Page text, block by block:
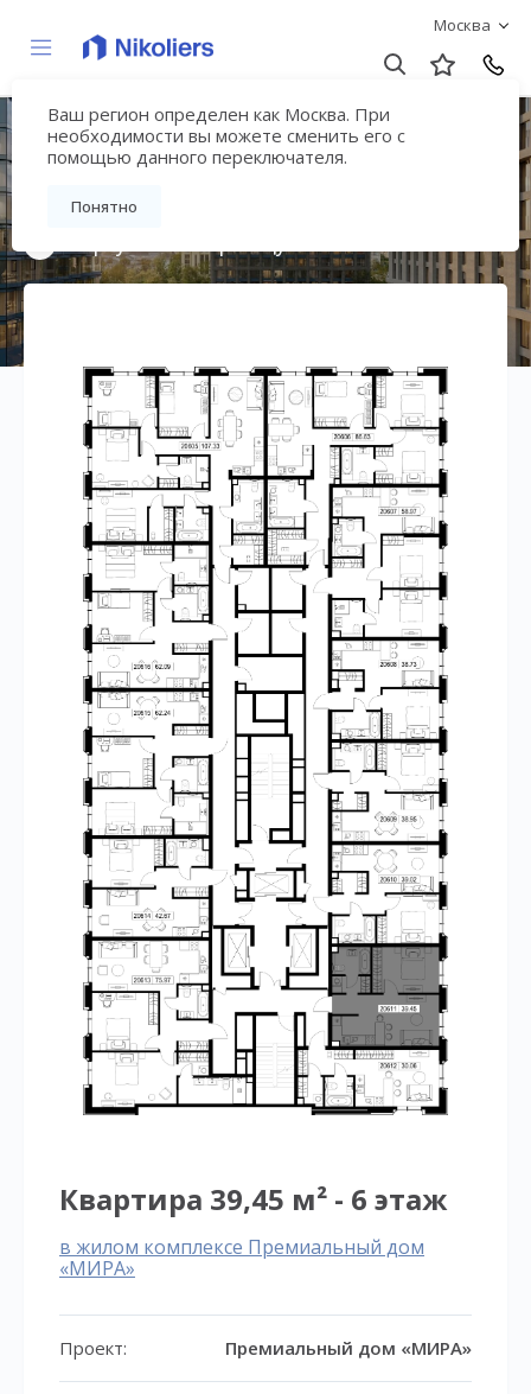
Москва
Ваш регион определен как Москва. При
необходимости вы можете сменить его с
помощью данного переключателя.
Понятно
Премиальный дом
«МИРА»
Квартира 39,45 м² - 6 этаж
в жилом комплексе Премиальный дом
«МИРА»
Проект: Премиальный дом «МИРА»